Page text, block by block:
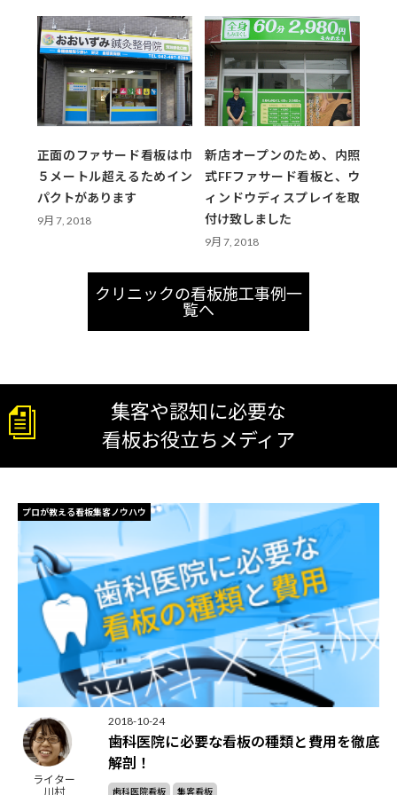
正面のファサード看板は巾
５メートル超えるためイン
パクトがあります
9月 7, 2018
新店オープンのため、内照
式FFファサード看板と、ウ
ィンドウディスプレイを取
付け致しました
9月 7, 2018
クリニックの看板施工事例一
覧へ
集客や認知に必要な
看板お役立ちメディア
プロが教える看板集客ノウハウ
ライター
川村
2018-10-24
歯科医院に必要な看板の種類と費用を徹底
解剖！
歯科医院看板 集客看板